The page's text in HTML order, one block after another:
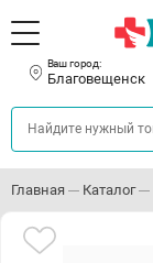
Ваш город:
Благовещенск
Главная Каталог